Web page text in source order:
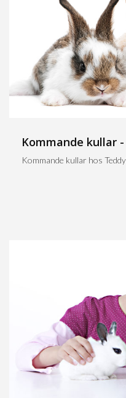
Kommande kullar
Kommande kullar hos